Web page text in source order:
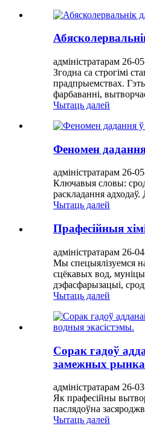
адміністратарам 26-
Згодна са строгімі
прадпрыемствах.
фарбаванні,
Чытаць далей
Феномен
адміністратарам 26-
Ключавыя словы:
раскладання
Чытаць далей
Прафесійныя
адміністратарам 26-
Мы спецыялізуемся
сцёкавых вод,
дэфасфарызацыі,
Чытаць далей
Сорак гадоў
замежных
адміністратарам 26-
Як прафесійны
паслядоўна
Чытаць далей